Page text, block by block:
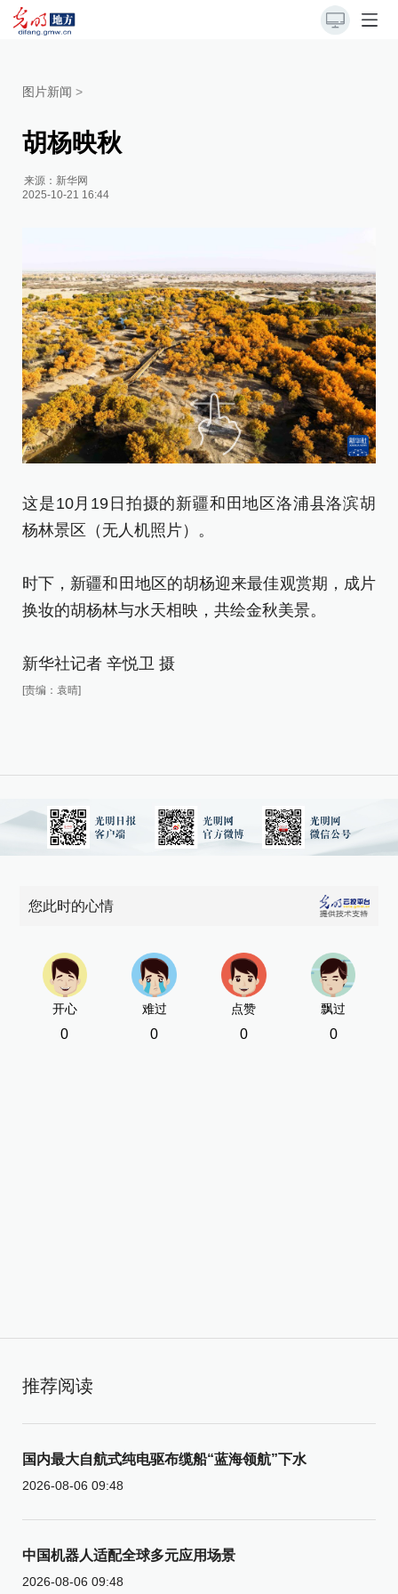
图片新闻 >
胡杨映秋
来源： 新华网
2025-10-21 16:44
这是10月19日拍摄的新疆和田地区洛浦县洛滨胡
杨林景区（无人机照片）。
时下，新疆和田地区的胡杨迎来最佳观赏期，成片
换妆的胡杨林与水天相映，共绘金秋美景。
新华社记者 辛悦卫 摄
[责编：袁晴]
您此时的心情
开心
0
难过
0
点赞
0
飘过
0
推荐阅读
国内最大自航式纯电驱布缆船“蓝海领航”下水
2026-08-06 09:48
中国机器人适配全球多元应用场景
2026-08-06 09:48